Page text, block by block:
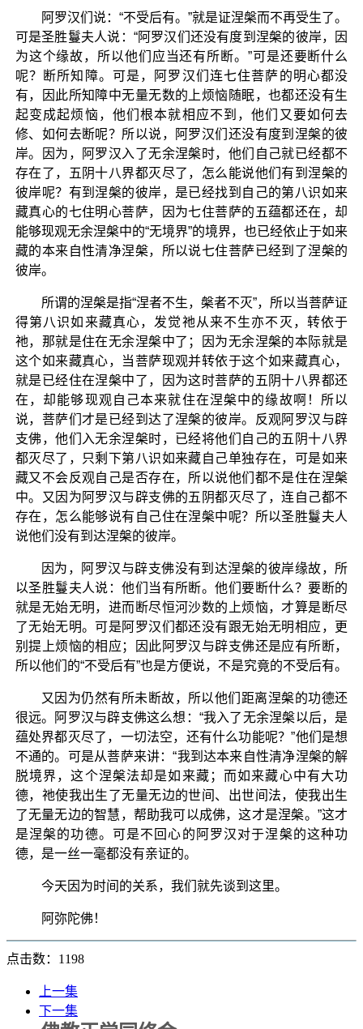
阿罗汉们说：“不受后有。”就是证涅槃而不再受生了。
可是圣胜鬘夫人说：“阿罗汉们还没有度到涅槃的彼岸，因
为这个缘故，所以他们应当还有所断。”可是还要断什么
呢？断所知障。可是，阿罗汉们连七住菩萨的明心都没
有，因此所知障中无量无数的上烦恼随眠，也都还没有生
起变成起烦恼，他们根本就相应不到，他们又要如何去
修、如何去断呢？所以说，阿罗汉们还没有度到涅槃的彼
岸。因为，阿罗汉入了无余涅槃时，他们自己就已经都不
存在了，五阴十八界都灭尽了，怎么能说他们有到涅槃的
彼岸呢？有到涅槃的彼岸，是已经找到自己的第八识如来
藏真心的七住明心菩萨，因为七住菩萨的五蕴都还在，却
能够现观无余涅槃中的“无境界”的境界，也已经依止于如来
藏的本来自性清净涅槃，所以说七住菩萨已经到了涅槃的
彼岸。
所谓的涅槃是指“涅者不生，槃者不灭”，所以当菩萨证
得第八识如来藏真心，发觉祂从来不生亦不灭，转依于
祂，那就是住在无余涅槃中了；因为无余涅槃的本际就是
这个如来藏真心，当菩萨现观并转依于这个如来藏真心，
就是已经住在涅槃中了，因为这时菩萨的五阴十八界都还
在，却能够现观自己本来就住在涅槃中的缘故啊！所以
说，菩萨们才是已经到达了涅槃的彼岸。反观阿罗汉与辟
支佛，他们入无余涅槃时，已经将他们自己的五阴十八界
都灭尽了，只剩下第八识如来藏自己单独存在，可是如来
藏又不会反观自己是否存在，所以说他们都不是住在涅槃
中。又因为阿罗汉与辟支佛的五阴都灭尽了，连自己都不
存在，怎么能够说有自己住在涅槃中呢？所以圣胜鬘夫人
说他们没有到达涅槃的彼岸。
因为，阿罗汉与辟支佛没有到达涅槃的彼岸缘故，所
以圣胜鬘夫人说：他们当有所断。他们要断什么？要断的
就是无始无明，进而断尽恒河沙数的上烦恼，才算是断尽
了无始无明。可是阿罗汉们都还没有跟无始无明相应，更
别提上烦恼的相应；因此阿罗汉与辟支佛还是应有所断，
所以他们的“不受后有”也是方便说，不是究竟的不受后有。
又因为仍然有所未断故，所以他们距离涅槃的功德还
很远。阿罗汉与辟支佛这么想：“我入了无余涅槃以后，是
蕴处界都灭尽了，一切法空，还有什么功能呢？”他们是想
不通的。可是从菩萨来讲：“我到达本来自性清净涅槃的解
脱境界，这个涅槃法却是如来藏；而如来藏心中有大功
德，祂使我出生了无量无边的世间、出世间法，使我出生
了无量无边的智慧，帮助我可以成佛，这才是涅槃。”这才
是涅槃的功德。可是不回心的阿罗汉对于涅槃的这种功
德，是一丝一毫都没有亲证的。
今天因为时间的关系，我们就先谈到这里。
阿弥陀佛！
点击数：1198
上一集
下一集